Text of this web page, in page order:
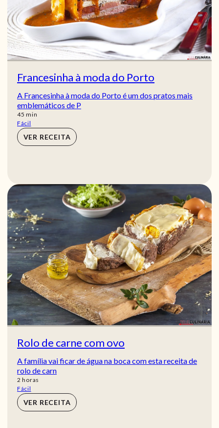
Francesinha à moda do Porto
A Francesinha à moda do Porto é um dos pratos mais
emblemáticos de P
45 min
min
Fácil
VER RECEITA
Rolo de carne com ovo
A família vai ficar de água na boca com esta receita de
rolo de carn
2 horas
horas
Fácil
VER RECEITA